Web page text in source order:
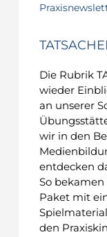
Bee-
Die Rubrik
wieder
an unserer
wir in den
entdecken
So bekamen
Paket mit
den